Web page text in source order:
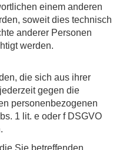
einem anderen
soweit dies technisch
anderer Personen
werden.
die sich aus ihrer
gegen die
personenbezogenen
1 lit. e oder f DSGVO